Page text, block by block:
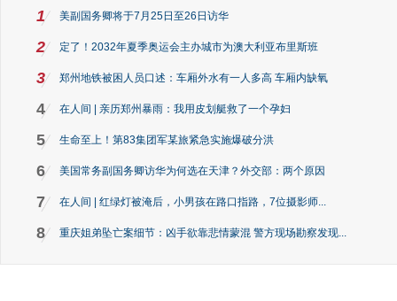
1 美副国务卿将于7月25日至26日访华
2 定了！2032年夏季奥运会主办城市为澳大利亚布里斯班
3 郑州地铁被困人员口述：车厢外水有一人多高 车厢内缺氧
4 在人间 | 亲历郑州暴雨：我用皮划艇救了一个孕妇
5 生命至上！第83集团军某旅紧急实施爆破分洪
6 美国常务副国务卿访华为何选在天津？外交部：两个原因
7 在人间 | 红绿灯被淹后，小男孩在路口指路，7位摄影师...
8 重庆姐弟坠亡案细节：凶手欲靠悲情蒙混 警方现场勘察发现...